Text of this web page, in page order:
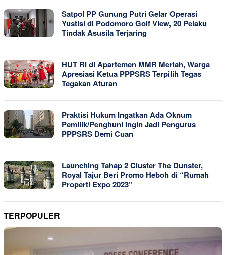
Satpol PP Gunung Putri Gelar Operasi
Yustisi di Podomoro Golf View, 20 Pelaku
Tindak Asusila Terjaring
HUT RI di Apartemen MMR Meriah, Warga
Apresiasi Ketua PPPSRS Terpilih Tegas
Tegakan Aturan
Praktisi Hukum Ingatkan Ada Oknum
Pemilik/Penghuni Ingin Jadi Pengurus
PPPSRS Demi Cuan
Launching Tahap 2 Cluster The Dunster,
Royal Tajur Beri Promo Heboh di “Rumah
Properti Expo 2023”
TERPOPULER